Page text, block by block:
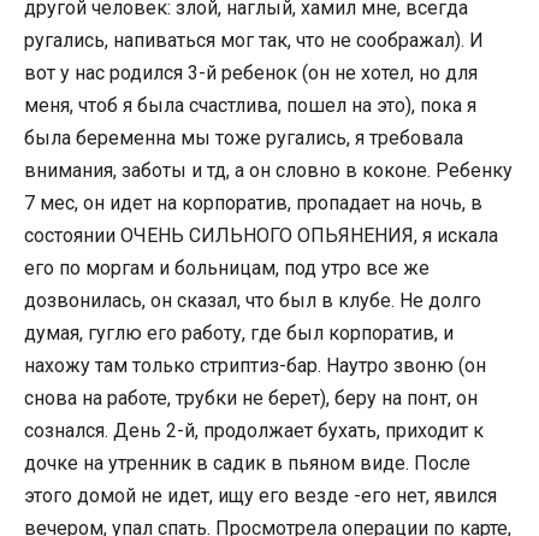
другой человек: злой, наглый, хамил мне, всегда
ругались, напиваться мог так, что не соображал). И
вот у нас родился 3-й ребенок (он не хотел, но для
меня, чтоб я была счастлива, пошел на это), пока я
была беременна мы тоже ругались, я требовала
внимания, заботы и тд, а он словно в коконе. Ребенку
7 мес, он идет на корпоратив, пропадает на ночь, в
состоянии ОЧЕНЬ СИЛЬНОГО ОПЬЯНЕНИЯ, я искала
его по моргам и больницам, под утро все же
дозвонилась, он сказал, что был в клубе. Не долго
думая, гуглю его работу, где был корпоратив, и
нахожу там только стриптиз-бар. Наутро звоню (он
снова на работе, трубки не берет), беру на понт, он
сознался. День 2-й, продолжает бухать, приходит к
дочке на утренник в садик в пьяном виде. После
этого домой не идет, ищу его везде -его нет, явился
вечером, упал спать. Просмотрела операции по карте,